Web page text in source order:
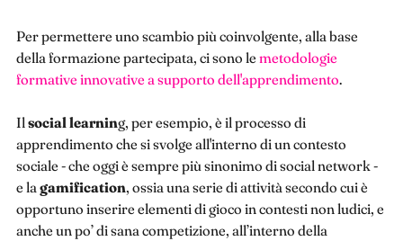
Per permettere uno scambio più coinvolgente, alla base
della formazione partecipata, ci sono le metodologie
formative innovative a supporto dell'apprendimento.
Il social learning, per esempio, è il processo di
apprendimento che si svolge all'interno di un contesto
sociale - che oggi è sempre più sinonimo di social network -
e la gamification, ossia una serie di attività secondo cui è
opportuno inserire elementi di gioco in contesti non ludici, e
anche un po’ di sana competizione, all’interno della